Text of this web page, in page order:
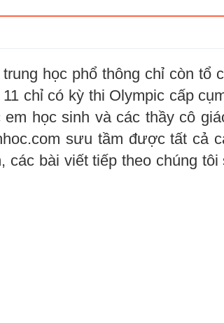
học phổ thông chỉ còn tổ
chỉ có kỳ thi Olympic cấp
học sinh và các thầy cô
sưu tầm được tất cả
các bài viết tiếp theo chúng